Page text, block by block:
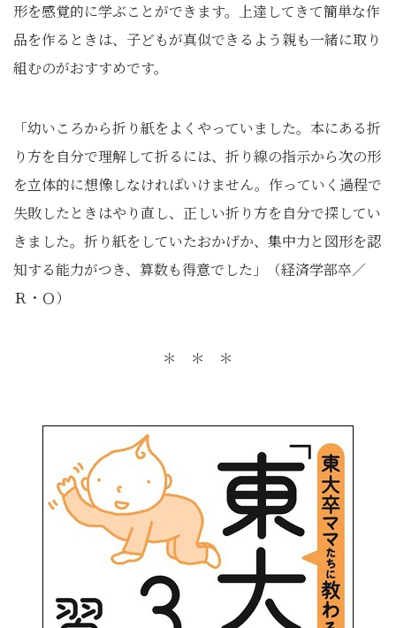
形を感覚的に学ぶことができます。上達してきて簡単な作
品を作るときは、子どもが真似できるよう親も一緒に取り
組むのがおすすめです。
「幼いころから折り紙をよくやっていました。本にある折
り方を自分で理解して折るには、折り線の指示から次の形
を立体的に想像しなければいけません。作っていく過程で
失敗したときはやり直し、正しい折り方を自分で探してい
きました。折り紙をしていたおかげか、集中力と図形を認
知する能力がつき、算数も得意でした」（経済学部卒／
Ｒ・Ｏ）
＊ ＊ ＊